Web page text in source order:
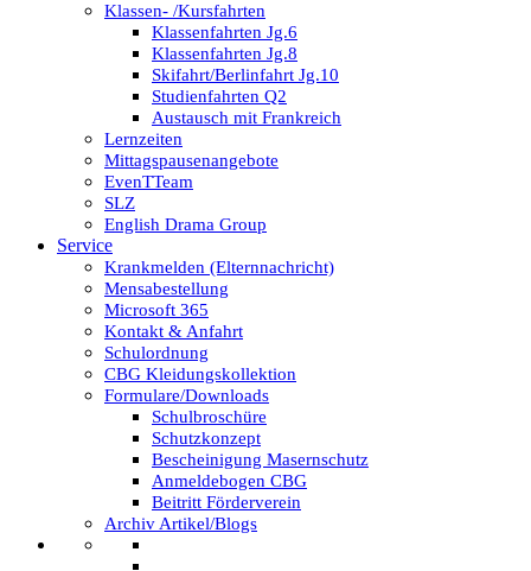
Klassen- /Kursfahrten
Klassenfahrten Jg.6
Klassenfahrten Jg.8
Skifahrt/Berlinfahrt Jg.10
Studienfahrten Q2
Austausch mit Frankreich
Lernzeiten
Mittagspausenangebote
EvenTTeam
SLZ
English Drama Group
Service
Krankmelden (Elternnachricht)
Mensabestellung
Microsoft 365
Kontakt & Anfahrt
Schulordnung
CBG Kleidungskollektion
Formulare/Downloads
Schulbroschüre
Schutzkonzept
Bescheinigung Masernschutz
Anmeldebogen CBG
Beitritt Förderverein
Archiv Artikel/Blogs